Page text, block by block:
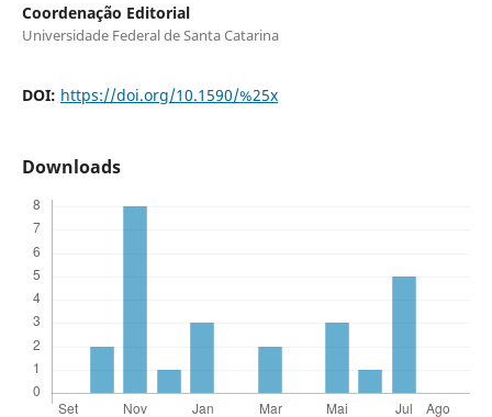
Coordenação Editorial
Universidade Federal de Santa Catarina
DOI: https://doi.org/10.1590/%25x
Downloads